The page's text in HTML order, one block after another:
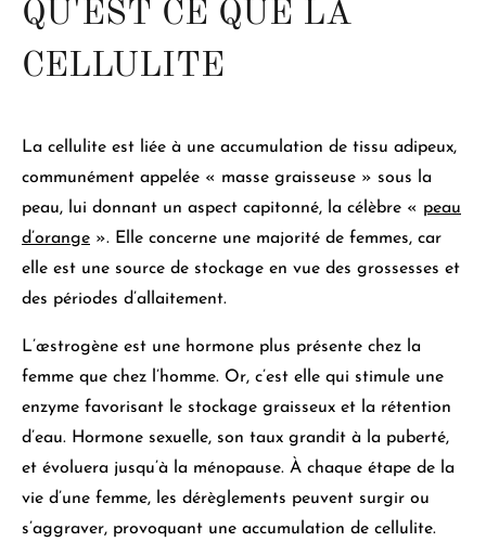
QU'EST CE QUE LA
CELLULITE
La cellulite est liée à une accumulation de tissu adipeux,
communément appelée « masse graisseuse » sous la
peau, lui donnant un aspect capitonné, la célèbre « peau
d’orange ». Elle concerne une majorité de femmes, car
elle est une source de stockage en vue des grossesses et
des périodes d’allaitement.
L’œstrogène est une hormone plus présente chez la
femme que chez l’homme. Or, c’est elle qui stimule une
enzyme favorisant le stockage graisseux et la rétention
d’eau. Hormone sexuelle, son taux grandit à la puberté,
et évoluera jusqu’à la ménopause. À chaque étape de la
vie d’une femme, les dérèglements peuvent surgir ou
s’aggraver, provoquant une accumulation de cellulite.